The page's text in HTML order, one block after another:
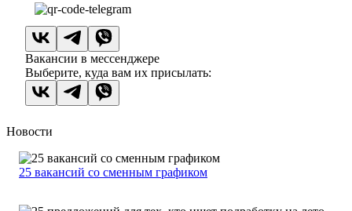
Вакансии в мессенджере
Выберите, куда вам их присылать:
Новости
25 вакансий со сменным графиком